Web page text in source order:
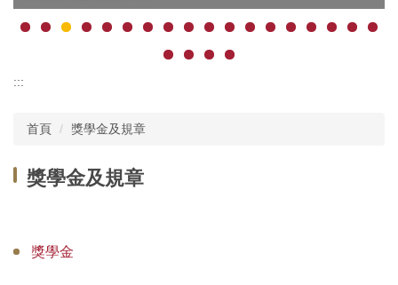
:::
首頁 獎學金及規章
獎學金及規章
獎學金